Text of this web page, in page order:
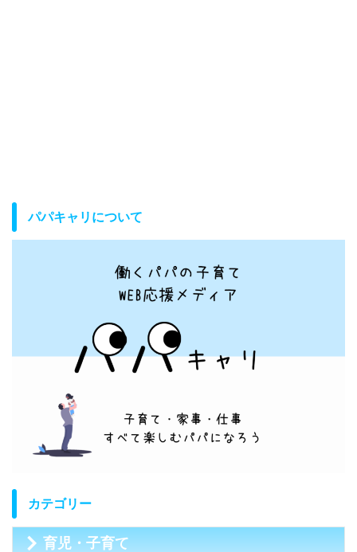
パパキャリについて
カテゴリー
育児・子育て